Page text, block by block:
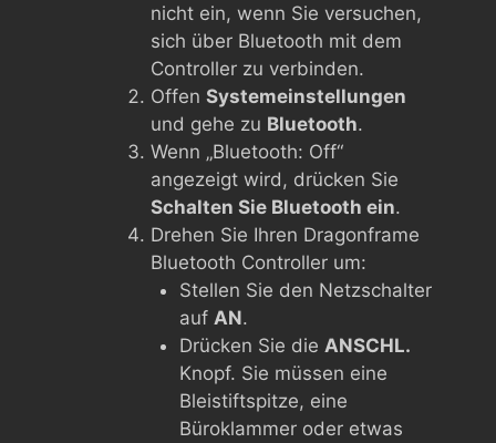
nicht ein, wenn Sie versuchen,
sich über Bluetooth mit dem
Controller zu verbinden.
Offen Systemeinstellungen
und gehe zu Bluetooth.
Wenn „Bluetooth: Off“
angezeigt wird, drücken Sie
Schalten Sie Bluetooth ein.
Drehen Sie Ihren Dragonframe
Bluetooth Controller um:
Stellen Sie den Netzschalter
auf AN.
Drücken Sie die ANSCHL.
Knopf. Sie müssen eine
Bleistiftspitze, eine
Büroklammer oder etwas